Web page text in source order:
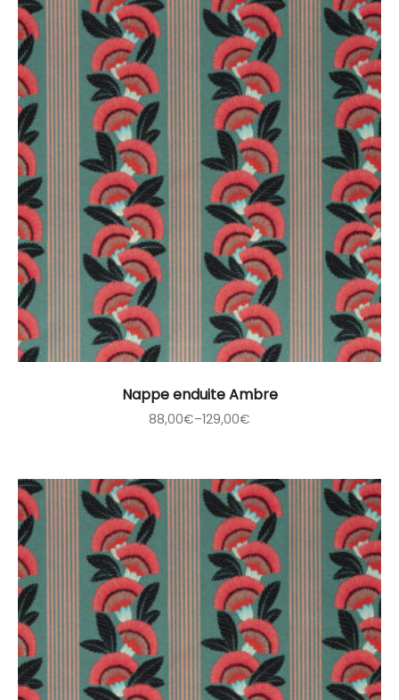
Nappe enduite Ambre
88,00€–129,00€